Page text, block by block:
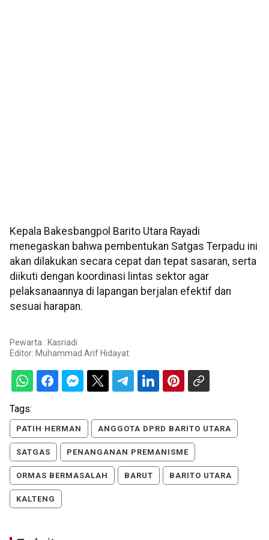
Kepala Bakesbangpol Barito Utara Rayadi
menegaskan bahwa pembentukan Satgas Terpadu ini
akan dilakukan secara cepat dan tepat sasaran, serta
diikuti dengan koordinasi lintas sektor agar
pelaksanaannya di lapangan berjalan efektif dan
sesuai harapan.
Pewarta : Kasriadi
Editor: Muhammad Arif Hidayat
Tags:
PATIH HERMAN ANGGOTA DPRD BARITO UTARA
SATGAS PENANGANAN PREMANISME
ORMAS BERMASALAH BARUT BARITO UTARA
KALTENG